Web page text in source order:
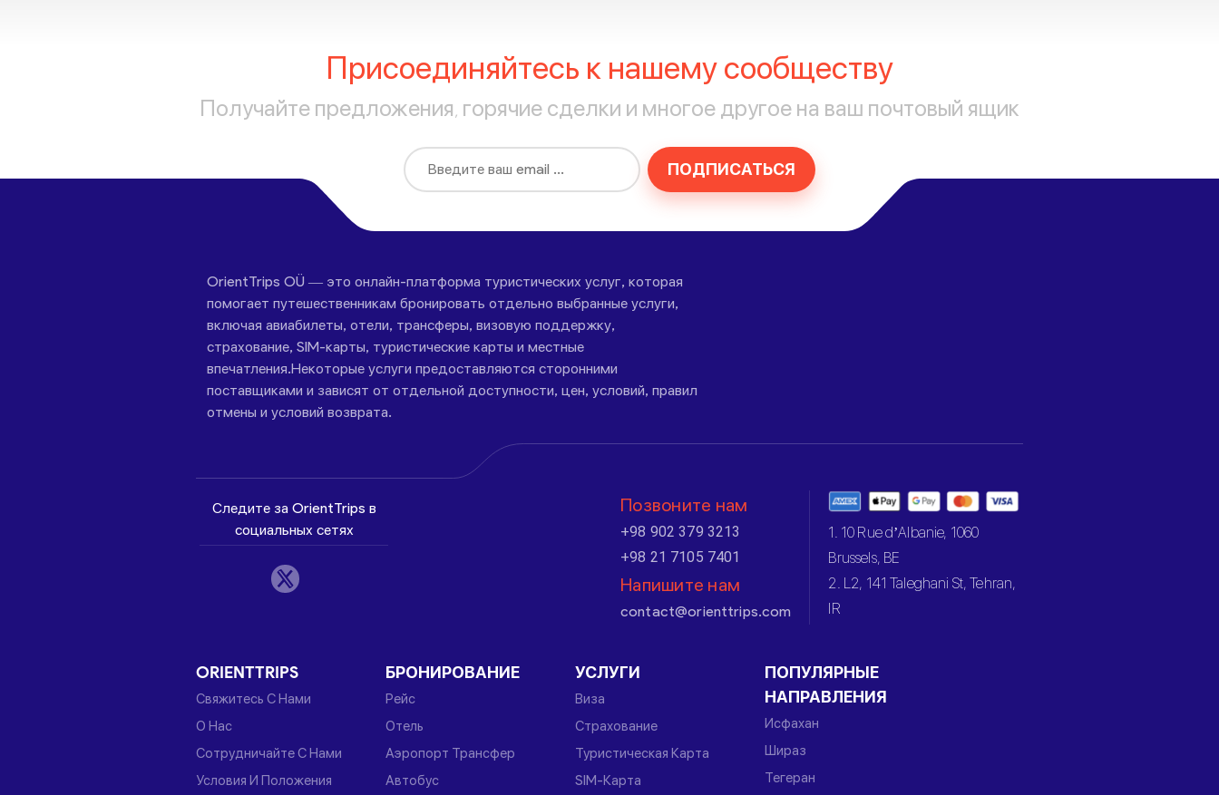
Присоединяйтесь к нашему сообществу
Получайте предложения, горячие сделки и многое другое на ваш почтовый ящик
ПОДПИСАТЬСЯ
OrientTrips OÜ — это онлайн-платформа туристических услуг, которая
помогает путешественникам бронировать отдельно выбранные услуги,
включая авиабилеты, отели, трансферы, визовую поддержку,
страхование, SIM-карты, туристические карты и местные
впечатления.Некоторые услуги предоставляются сторонними
поставщиками и зависят от отдельной доступности, цен, условий, правил
отмены и условий возврата.
Следите за OrientTrips в
социальных сетях
Позвоните нам
+98 902 379 3213
+98 21 7105 7401
Напишите нам
contact@orienttrips.com
1. 10 Rue d’Albanie, 1060
Brussels, BE
2. L2, 141 Taleghani St, Tehran,
IR
ORIENTTRIPS
Свяжитесь С Нами
О Нас
Сотрудничайте С Нами
Условия И Положения
БРОНИРОВАНИЕ
Рейс
Отель
Аэропорт Трансфер
Автобус
УСЛУГИ
Виза
Страхование
Туристическая Карта
SIM-Карта
ПОПУЛЯРНЫЕ
НАПРАВЛЕНИЯ
Исфахан
Шираз
Тегеран